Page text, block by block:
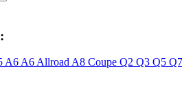
A6 A6 Allroad A8 Coupe Q2 Q3 Q5 Q7